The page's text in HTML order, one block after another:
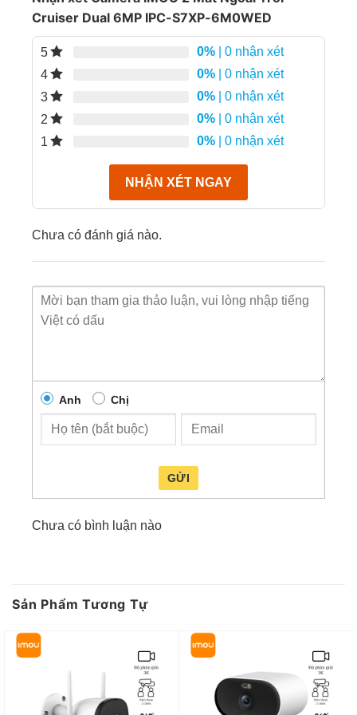
trường nhìn duy nhất dễ bị mất tầm nhìn
Khu vực ngoài góc nhìn là điểm mù.
freeship
Camera wifi 6M PTZ 360
Ống Kính Kép Có Thể Điều Chỉnh Mang Đến Sự
Bảo Vệ Toàn Diện 360°
chế độ quan sát. Với tính năng giám sát trực
tiếp với độ nét cao QHD 3K và các tính năng
xoay 0 ~ 355 ° & nghiêng 0 ~ 90 °, camera
ban đêm cho độ rõ nét như ban ngày ngay cả
thực (real-time) tới điện thoại của người dùng.
Đa dạng lưu trữ với thẻ nhớ lên tới 256GB, lưu
trữ đám mây hoặc qua đầu ghi NVR.
Với chứng nhận IP66, camera IPC-S7XP-
Cruiser Dual 6MP IPC-S7XP-6M0WED
5 0% | 0 nhận xét
4
0% | 0 nhận xét
3
0% | 0 nhận xét
2
0% | 0 nhận xét
1
0% | 0 nhận xét
NHẬN XÉT NGAY
Chưa có đánh giá nào.
Anh Chị
GỬI
Chưa có bình luận nào
Sản Phẩm Tương Tự